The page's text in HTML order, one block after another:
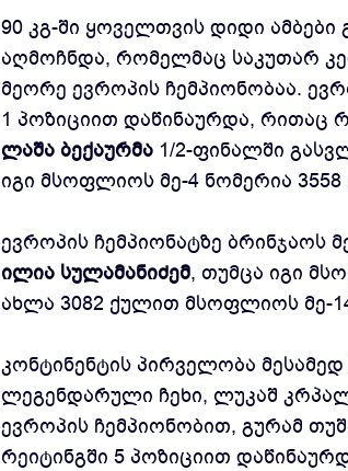
90 კგ-ში ყოველთვის დიდი ამბები
აღმოჩნდა, რომელმაც საკუთარ
მეორე ევროპის ჩემპიონობაა.
1 პოზიციით დაწინაურდა, რითაც
ლაშა ბექაურმა 1/2-ფინალში
იგი მსოფლიოს მე-4 ნომერია
ევროპის ჩემპიონატზე ბრინჯაოს
ილია სულამანიძემ, თუმცა იგი
ახლა 3082 ქულით მსოფლიოს მე-
კონტინენტის პირველობა
ლეგენდარული ჩეხი, ლუკაშ
ევროპის ჩემპიონობით, გურამ
რეიტინგში 5 პოზიციით